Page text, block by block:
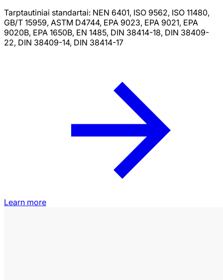
Tarptautiniai standartai: NEN 6401, ISO 9562, ISO 11480,
GB/T 15959, ASTM D4744, EPA 9023, EPA 9021, EPA
9020B, EPA 1650B, EN 1485, DIN 38414-18, DIN 38409-
22, DIN 38409-14, DIN 38414-17
Learn more